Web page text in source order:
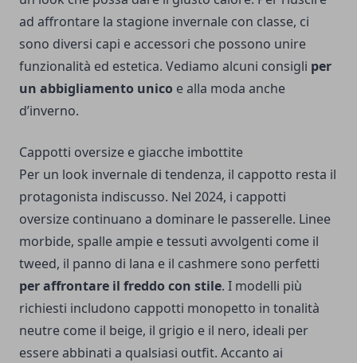
ad affrontare la stagione invernale con classe, ci
sono diversi capi e accessori che possono unire
funzionalità ed estetica. Vediamo alcuni consigli per
un abbigliamento unico e alla moda anche
d’inverno.
Cappotti oversize e giacche imbottite
Per un look invernale di tendenza, il cappotto resta il
protagonista indiscusso. Nel 2024, i cappotti
oversize continuano a dominare le passerelle. Linee
morbide, spalle ampie e tessuti avvolgenti come il
tweed, il panno di lana e il cashmere sono perfetti
per affrontare il freddo con stile. I modelli più
richiesti includono cappotti monopetto in tonalità
neutre come il beige, il grigio e il nero, ideali per
essere abbinati a qualsiasi outfit. Accanto ai